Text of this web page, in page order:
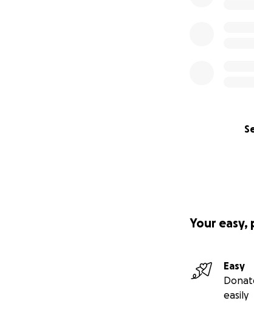
Your
Easy
easily